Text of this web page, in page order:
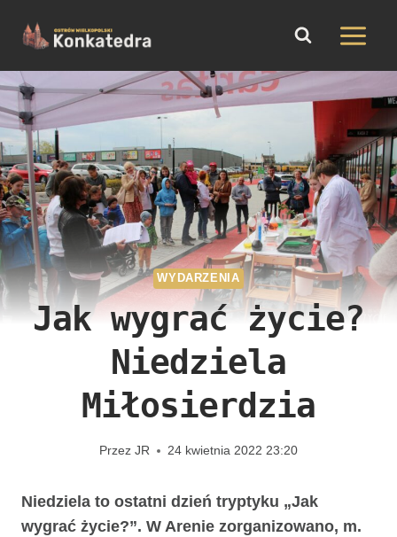
treści
WYDARZENIA
Jak wygrać życie?
Niedziela
Miłosierdzia
Przez JR 24 kwietnia 2022 23:20
Niedziela to ostatni dzień tryptyku „Jak
wygrać życie?”. W Arenie zorganizowano, m.